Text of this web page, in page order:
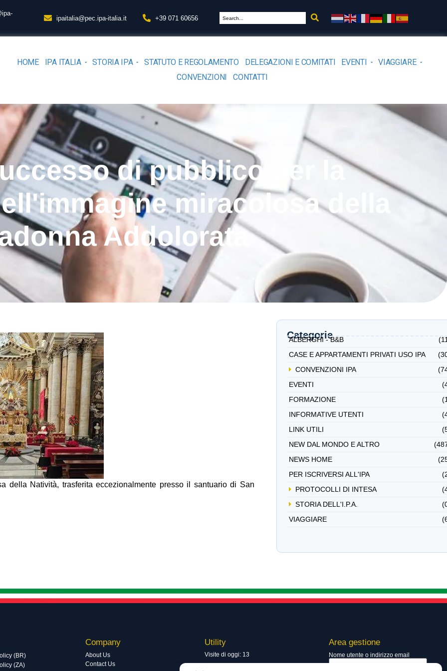
ipaitalia@pec.ipa-italia.it +39 071 60656
HOME IPA ITALIA STORIA IPA STATUTO E REGOLAMENTO DELEGAZIONI E COMITATI EVENTI
VIAGGIARE
CONVENZIONI
CONTATTI
di pubblico per la
miracolosa della
Addolorata
della Natività, trasferita eccezionalmente presso il santuario di San
Categorie
ALBERGHI - B&B
CASE E APPARTAMENTI PRIVATI USO IPA
CONVENZIONI IPA
EVENTI
FORMAZIONE
INFORMATIVE UTENTI
LINK UTILI
NEW DAL MONDO E ALTRO
NEWS HOME
PER ISCRIVERSI ALL'IPA
PROTOCOLLI DI INTESA
STORIA DELL'I.P.A.
VIAGGIARE
(BR)
(ZA)
Company
About Us
Contact Us
Utility
Visite di oggi: 13
Visite totali: 13571
Area gestione
Nome utente o indirizzo email